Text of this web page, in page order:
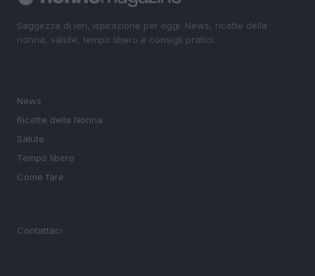
Saggezza di ieri, ispirazione per oggi. News, ricette della
nonna, salute, tempo libero e consigli pratici.
News
Ricette della Nonna
Salute
Tempo libero
Come fare
Contattaci